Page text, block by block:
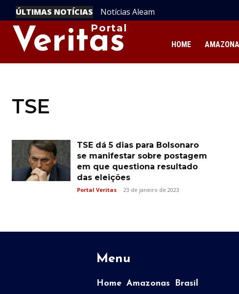
ÚLTIMAS NOTÍCIAS Notícias Aleam
Veritas
Portal
HOME
TSE
TSE dá 5 dias para Bolsonaro
se manifestar sobre postagem
em que questiona resultado
das eleições
Portal Veritas - 23 de janeiro de 2023
Menu
Home Amazonas
Brasil